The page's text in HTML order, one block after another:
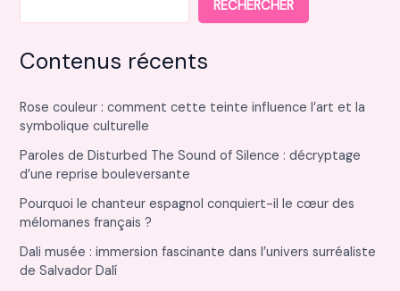
RECHERCHER
Contenus récents
Rose couleur : comment cette teinte influence l’art et la
symbolique culturelle
Paroles de Disturbed The Sound of Silence : décryptage
d’une reprise bouleversante
Pourquoi le chanteur espagnol conquiert-il le cœur des
mélomanes français ?
Dali musée : immersion fascinante dans l’univers surréaliste
de Salvador Dalí